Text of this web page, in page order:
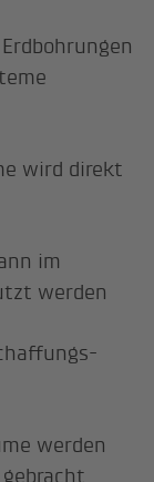
wird direkt
im
werden
werden